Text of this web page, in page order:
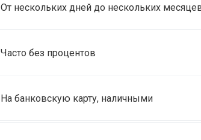
От нескольких дней до нескольких
Часто без процентов
На банковскую карту, наличными